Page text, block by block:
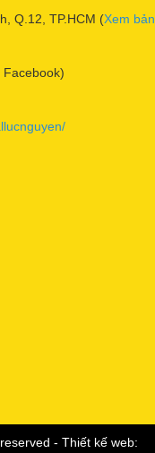
Q.12, TP.HCM (Xem bản
- Thiết kế web: